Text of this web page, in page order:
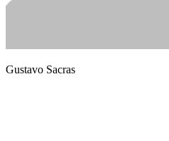
Gustavo Sacras